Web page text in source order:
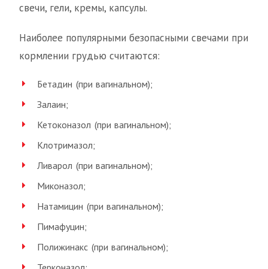
свечи, гели, кремы, капсулы.
Наиболее популярными безопасными свечами при
кормлении грудью считаются:
Бетадин (при вагинальном);
Залаин;
Кетоконазол (при вагинальном);
Клотримазол;
Ливарол (при вагинальном);
Миконазол;
Натамицин (при вагинальном);
Пимафуцин;
Полижинакс (при вагинальном);